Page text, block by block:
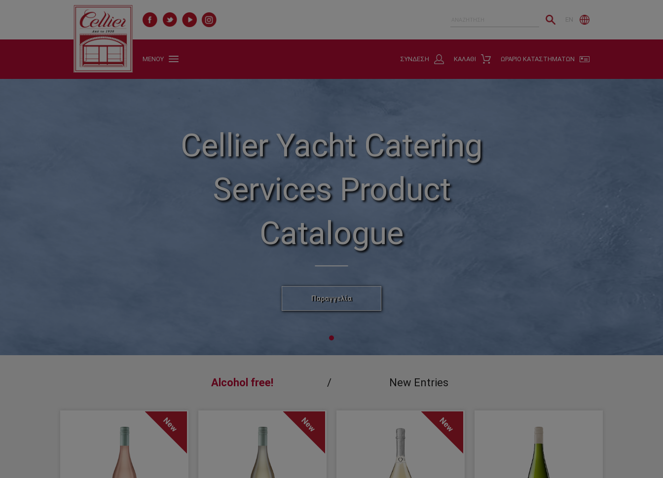
EN
ΜΕΝΟΥ ΩΡΑΡΙΟ ΚΑΤΑΣΤΗΜΑΤΩΝ
ΚΑΛΑΘΙ
ΣΥΝΔΕΣΗ
Cellier Yacht Catering
Services Product
Catalogue
Παραγγελία
Alcohol free! New Entries
New New New